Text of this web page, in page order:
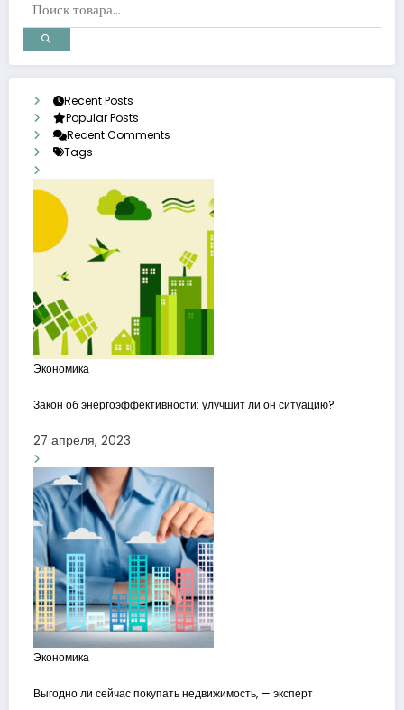
Recent Posts
Popular Posts
Recent Comments
Tags
Экономика
Закон об энергоэффективности: улучшит ли он ситуацию?
27 апреля, 2023
Экономика
Выгодно ли сейчас покупать недвижимость, — эксперт